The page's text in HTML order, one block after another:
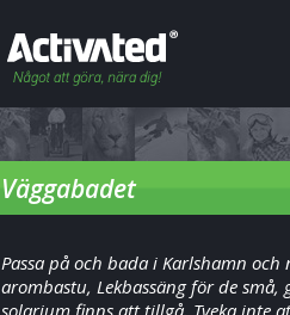
Väggabadet
Passa på och bada i Karlshamn och
arombastu, Lekbassäng för de små,
solarium finns att tillgå. Tveka inte